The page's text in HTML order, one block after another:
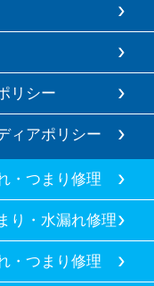
リシー
ィアポリシー
・つまり修理
り・水漏れ修理
・つまり修理